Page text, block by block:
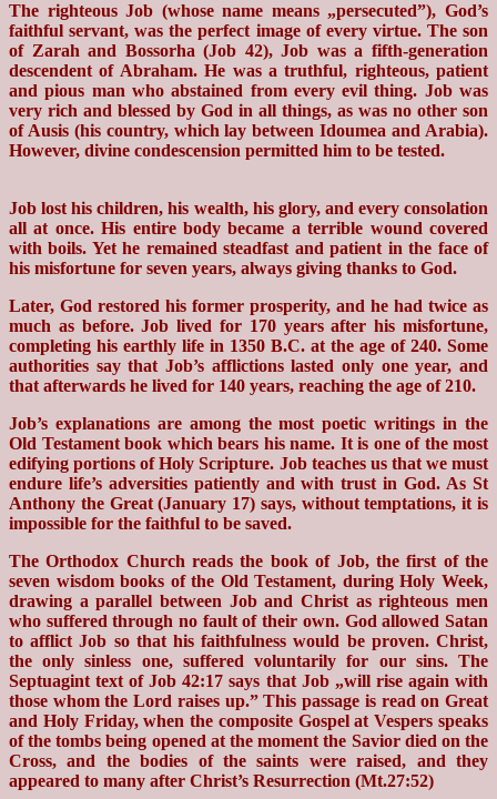
The righteous Job (whose name means „persecuted”), God’s
faithful servant, was the perfect image of every virtue. The son
of Zarah and Bossorha (Job 42), Job was a fifth-generation
descendent of Abraham. He was a truthful, righteous, patient
and pious man who abstained from every evil thing. Job was
very rich and blessed by God in all things, as was no other son
of Ausis (his country, which lay between Idoumea and Arabia).
However, divine condescension permitted him to be tested.
Job lost his children, his wealth, his glory, and every consolation
all at once. His entire body became a terrible wound covered
with boils. Yet he remained steadfast and patient in the face of
his misfortune for seven years, always giving thanks to God.
Later, God restored his former prosperity, and he had twice as
much as before. Job lived for 170 years after his misfortune,
completing his earthly life in 1350 B.C. at the age of 240. Some
authorities say that Job’s afflictions lasted only one year, and
that afterwards he lived for 140 years, reaching the age of 210.
Job’s explanations are among the most poetic writings in the
Old Testament book which bears his name. It is one of the most
edifying portions of Holy Scripture. Job teaches us that we must
endure life’s adversities patiently and with trust in God. As St
Anthony the Great (January 17) says, without temptations, it is
impossible for the faithful to be saved.
The Orthodox Church reads the book of Job, the first of the
seven wisdom books of the Old Testament, during Holy Week,
drawing a parallel between Job and Christ as righteous men
who suffered through no fault of their own. God allowed Satan
to afflict Job so that his faithfulness would be proven. Christ,
the only sinless one, suffered voluntarily for our sins. The
Septuagint text of Job 42:17 says that Job „will rise again with
those whom the Lord raises up.” This passage is read on Great
and Holy Friday, when the composite Gospel at Vespers speaks
of the tombs being opened at the moment the Savior died on the
Cross, and the bodies of the saints were raised, and they
appeared to many after Christ’s Resurrection (Mt.27:52)